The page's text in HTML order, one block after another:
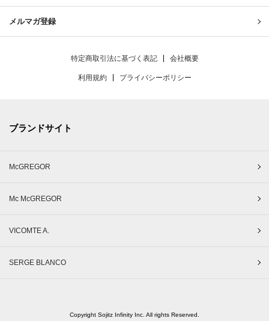
メルマガ登録
特定商取引法に基づく表記 会社概要
利用規約 プライバシーポリシー
ブランドサイト
McGREGOR
Mc McGREGOR
VICOMTE A.
SERGE BLANCO
Copyright Sojitz Infinity Inc. All rights Reserved.